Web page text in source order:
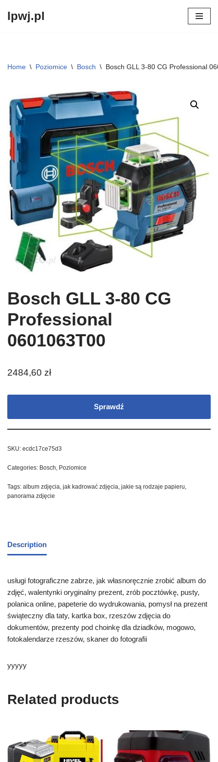
lpwj.pl
Home \ Poziomice \ Bosch \ Bosch GLL 3-80 CG Professional
Bosch GLL 3-80 CG
Professional
0601063T00
2484,60 zł
Sprawdź
SKU: ecdc17ce75d3
Categories: Bosch, Poziomice
Tags: album zdjęcia, jak kadrować zdjęcia, jakie są rodzaje papieru,
panorama zdjęcie
Description
usługi fotograficzne zabrze, jak własnoręcznie zrobić album do
zdjęć, walentynki oryginalny prezent, zrób pocztówkę, pusty,
polanica online, papeterie do wydrukowania, pomysł na prezent
świąteczny dla taty, kartka box, rzeszów zdjęcia do
dokumentów, prezenty pod choinkę dla dziadków, mogowo,
fotokalendarze rzeszów, skaner do fotografii
yyyyy
Related products